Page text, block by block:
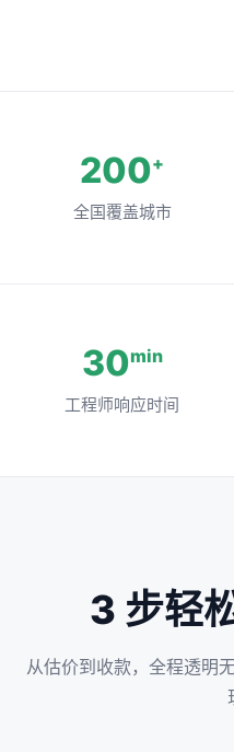
200+
全国覆盖城市
30min
工程师响应时间
3 步轻
从估价到收款，全程透明